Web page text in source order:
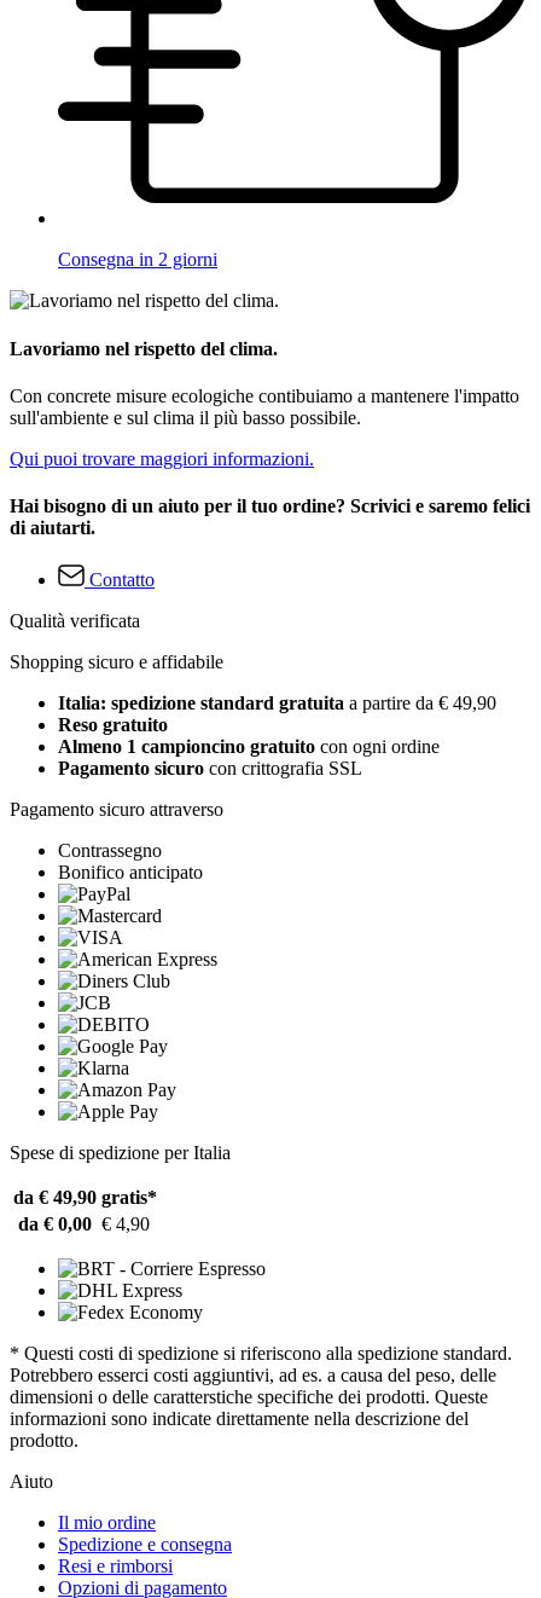
Consegna in 2 giorni
Lavoriamo nel rispetto del clima.
Con concrete misure ecologiche contibuiamo a mantenere l'impatto
sull'ambiente e sul clima il più basso possibile.
Qui puoi trovare maggiori informazioni.
Hai bisogno di un aiuto per il tuo ordine? Scrivici e saremo felici
di aiutarti.
Contatto
Qualità verificata
Shopping sicuro e affidabile
Italia: spedizione standard gratuita a partire da € 49,90
Reso gratuito
Almeno 1 campioncino gratuito con ogni ordine
Pagamento sicuro con crittografia SSL
Pagamento sicuro attraverso
Contrassegno
Bonifico anticipato
Spese di spedizione per Italia
da € 49,90 gratis*
da € 0,00 € 4,90
* Questi costi di spedizione si riferiscono alla spedizione standard.
Potrebbero esserci costi aggiuntivi, ad es. a causa del peso, delle
dimensioni o delle caratterstiche specifiche dei prodotti. Queste
informazioni sono indicate direttamente nella descrizione del
prodotto.
Aiuto
Il mio ordine
Spedizione e consegna
Resi e rimborsi
Opzioni di pagamento